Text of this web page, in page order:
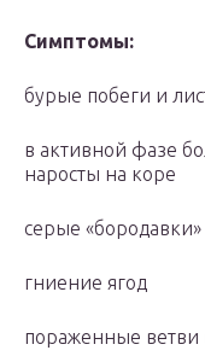
Симптомы:
бурые побеги и
в активной фазе
наросты на коре
серые «бородавки»
гниение ягод
пораженные